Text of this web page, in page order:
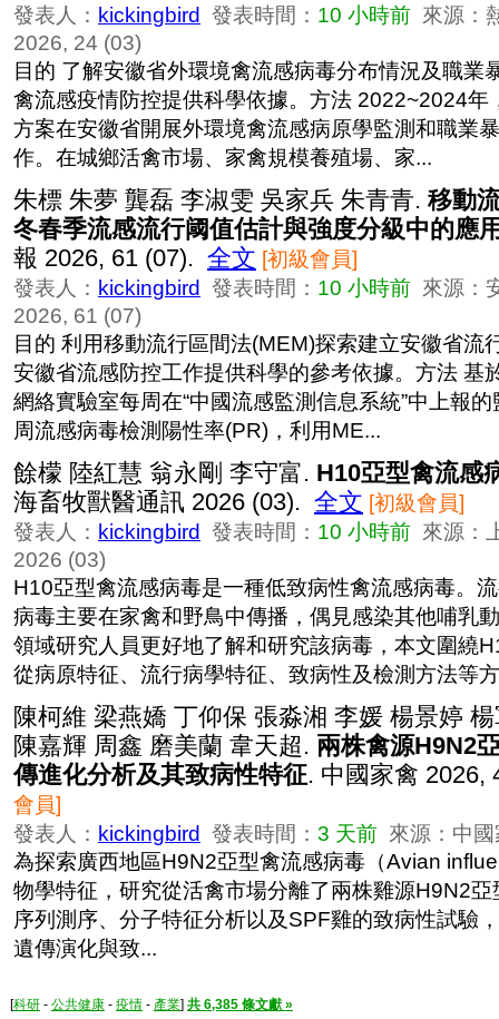
發表人： kickingbird 發表時間： 10 小時前 來源：
2026, 24 (03)
目的 了解安徽省外環境禽流感病毒分布情況及職業
禽流感疫情防控提供科學依據。方法 2022~2024年
方案在安徽省開展外環境禽流感病原學監測和職業
作。在城鄉活禽市場、家禽規模養殖場、家...
朱標 朱夢 龔磊 李淑雯 吳家兵 朱青青. 移動
冬春季流感流行阈值估計與強度分級中的應
報 2026, 61 (07). 全文 [初級會員]
發表人： kickingbird 發表時間： 10 小時前 來源：
2026, 61 (07)
目的 利用移動流行區間法(MEM)探索建立安徽省流
安徽省流感防控工作提供科學的參考依據。方法 基
網絡實驗室每周在“中國流感監測信息系統”中上報
周流感病毒檢測陽性率(PR)，利用ME...
餘檬 陸紅慧 翁永剛 李守富. H10亞型禽流感
海畜牧獸醫通訊 2026 (03). 全文 [初級會員]
發表人： kickingbird 發表時間： 10 小時前 來源：
2026 (03)
H10亞型禽流感病毒是一種低致病性禽流感病毒。
病毒主要在家禽和野鳥中傳播，偶見感染其他哺乳
領域研究人員更好地了解和研究該病毒，本文圍繞
從病原特征、流行病學特征、致病性及檢測方法等
陳柯維 梁燕嬌 丁仰保 張淼湘 李媛 楊景婷
陳嘉輝 周鑫 磨美蘭 韋天超. 兩株禽源H9N2
傳進化分析及其致病性特征. 中國家禽
會員]
發表人： kickingbird 發表時間： 3 天前 來源：中
為探索廣西地區H9N2亞型禽流感病毒（Avian
物學特征，研究從活禽市場分離了兩株雞源H9N2
序列測序、分子特征分析以及SPF雞的致病性試驗
遺傳演化與致...
[科研 - 公共健康 - 疫情 - 產業] 共 6,385 條文獻 »